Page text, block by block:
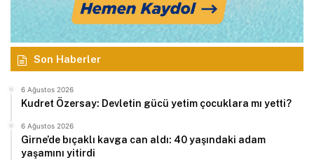
Son Haberler
6 Ağustos 2026
Kudret Özersay: Devletin gücü yetim çocuklara mı yetti?
6 Ağustos 2026
Girne’de bıçaklı kavga can aldı: 40 yaşındaki adam
yaşamını yitirdi